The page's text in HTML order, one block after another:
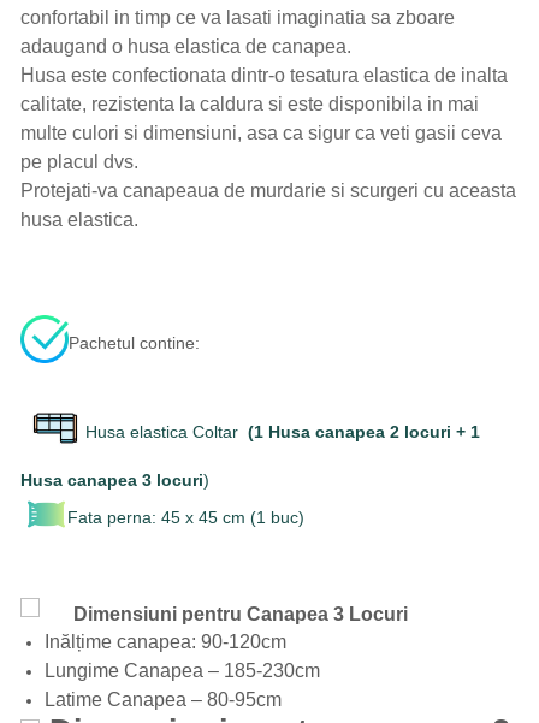
confortabil in timp ce va lasati imaginatia sa zboare
adaugand o husa elastica de canapea.
Husa este confectionata dintr-o tesatura elastica de inalta
calitate, rezistenta la caldura si este disponibila in mai
multe culori si dimensiuni, asa ca sigur ca veti gasii ceva
pe placul dvs.
Protejati-va canapeaua de murdarie si scurgeri cu aceasta
husa elastica.
Pachetul contine:
Husa elastica Coltar(1 Husa canapea 2 locuri + 1
Husa canapea 3 locuri)
Fata perna: 45 x 45 cm (1 buc)
Dimensiuni pentru Canapea 3 Locuri
Inălțime canapea: 90-120cm
Lungime Canapea – 185-230cm
Latime Canapea – 80-95cm